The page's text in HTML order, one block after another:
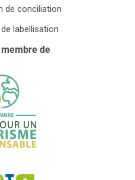
de conciliation
labellisation
de